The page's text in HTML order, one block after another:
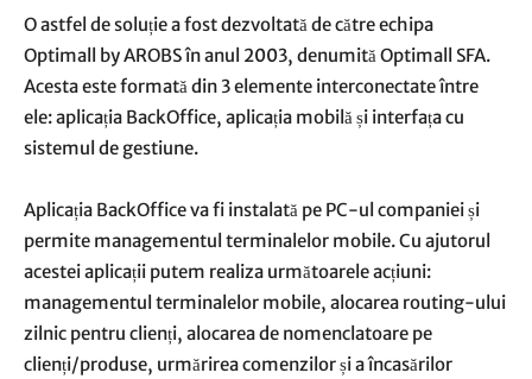
O astfel de soluție a fost dezvoltată de către echipa
Optimall by AROBS în anul 2003, denumită Optimall SFA.
Acesta este formată din 3 elemente interconectate între
ele: aplicația BackOffice, aplicația mobilă și interfața cu
sistemul de gestiune.
Aplicația BackOffice va fi instalată pe PC-ul companiei și
permite managementul terminalelor mobile. Cu ajutorul
acestei aplicații putem realiza următoarele acțiuni:
managementul terminalelor mobile, alocarea routing-ului
zilnic pentru clienți, alocarea de nomenclatoare pe
clienți/produse, urmărirea comenzilor și a încasărilor